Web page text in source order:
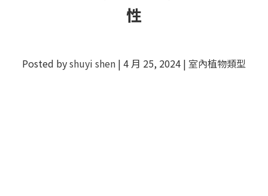
性
Posted byshuyi shen | 4 月 25, 2024 | 室內植物類型